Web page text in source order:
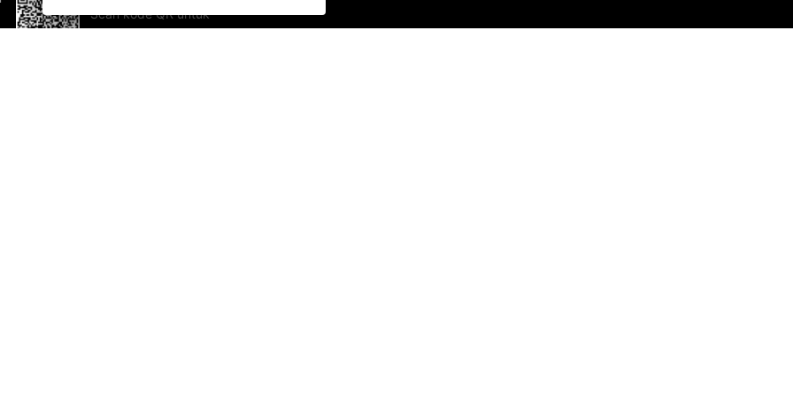
Scan kode QR untuk
mengunduh sekarang!